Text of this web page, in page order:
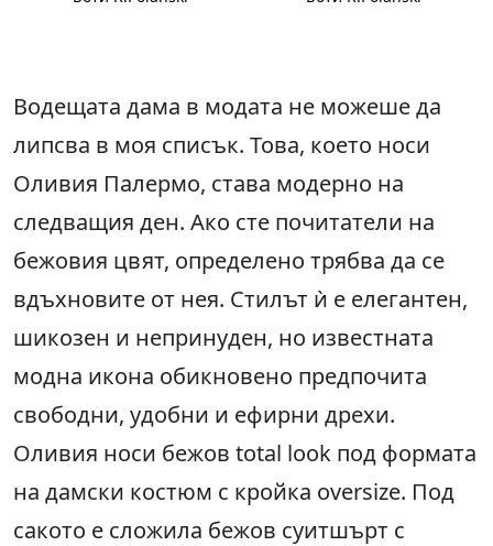
Водещата дама в модата не можеше да
липсва в моя списък. Това, което носи
Оливия Палермо, става модерно на
следващия ден. Ако сте почитатели на
бежовия цвят, определено трябва да се
вдъхновите от нея. Стилът ѝ е елегантен,
шикозен и непринуден, но известната
модна икона обикновено предпочита
свободни, удобни и ефирни дрехи.
Оливия носи бежов total look под формата
на дамски костюм с кройка oversize. Под
сакото е сложила бежов суитшърт с